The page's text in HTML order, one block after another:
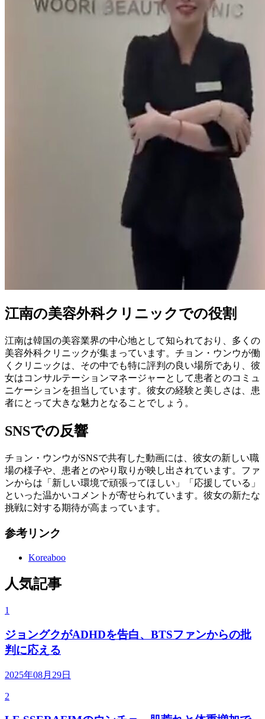
江南の美容外科クリニックでの役割
江南は韓国の美容業界の中心地として知られており、多くの
美容外科クリニックが集まっています。チョン・ウンウが働
くクリニックは、その中でも特に評判の良い場所であり、彼
女はコンサルテーションマネージャーとして患者とのコミュ
ニケーションを担当しています。彼女の経験と美しさは、患
者にとって大きな魅力となることでしょう。
SNSでの反響
チョン・ウンウがSNSで共有した動画には、彼女の新しい職
場の様子や、患者とのやり取りが映し出されています。ファ
ンからは「新しい環境で頑張ってほしい」「応援している」
といった温かいコメントが寄せられています。彼女の新たな
挑戦に対する期待が高まっています。
参考リンク
Koreaboo
人気記事
1
ジョングクがADHDを告白、BTSファンからの批
判に応える
2025年08月29日
2